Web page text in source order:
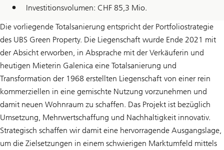
Investitionsvolumen: CHF 85,3 Mio.
Die vorliegende Totalsanierung entspricht der Portfoliostrategie
des UBS Green Property. Die Liegenschaft wurde Ende 2021 mit
der Absicht erworben, in Absprache mit der Verkäuferin und
heutigen Mieterin Galenica eine Totalsanierung und
Transformation der 1968 erstellten Liegenschaft von einer rein
kommerziellen in eine gemischte Nutzung vorzunehmen und
damit neuen Wohnraum zu schaffen. Das Projekt ist bezüglich
Umsetzung, Mehrwertschaffung und Nachhaltigkeit innovativ.
Strategisch schaffen wir damit eine hervorragende Ausgangslage,
um die Zielsetzungen in einem schwierigen Marktumfeld mittels